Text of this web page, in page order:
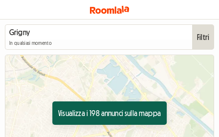
In qualsiasi momento
Filtri
Visualizza i 198 annunci sulla mappa